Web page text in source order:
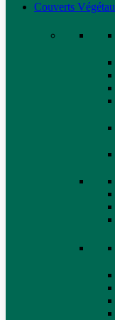
Couverts